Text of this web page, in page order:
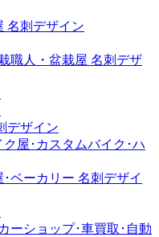
名刺デザイン
職人・盆栽屋 名刺デザ
デザイン
屋･カスタムバイク･ハ
ベーカリー 名刺デザイ
ーショップ･車買取･自動